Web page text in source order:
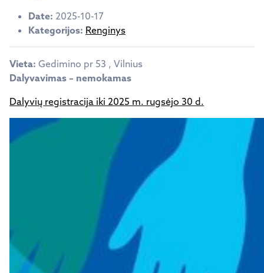
Date: 2025-10-17
Kategorijos: Renginys
Vieta: Gedimino pr 53 , Vilnius
Dalyvavimas – nemokamas
Dalyvių registracija iki 2025 m. rugsėjo 30 d.